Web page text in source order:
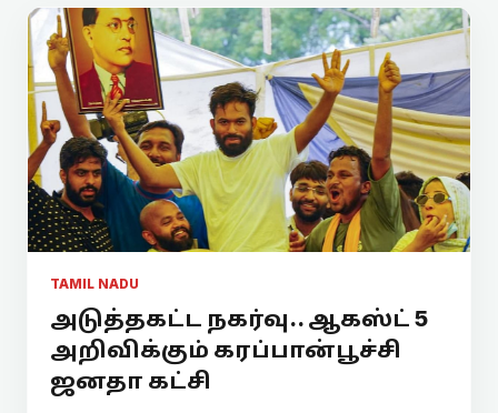
TAMIL NADU
அடுத்தகட்ட நகர்வு.. ஆகஸ்ட் 5
அறிவிக்கும் கரப்பான்பூச்சி
ஜனதா கட்சி